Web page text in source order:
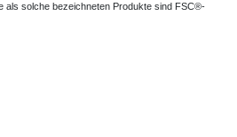
als solche bezeichneten Produkte sind FSC®-